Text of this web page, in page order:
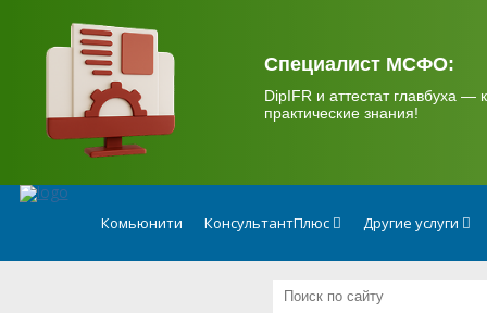
Специалист МСФО:
DipIFR и аттестат главбуха —
практические знания!
Комьюнити КонсультантПлюс Другие услуги